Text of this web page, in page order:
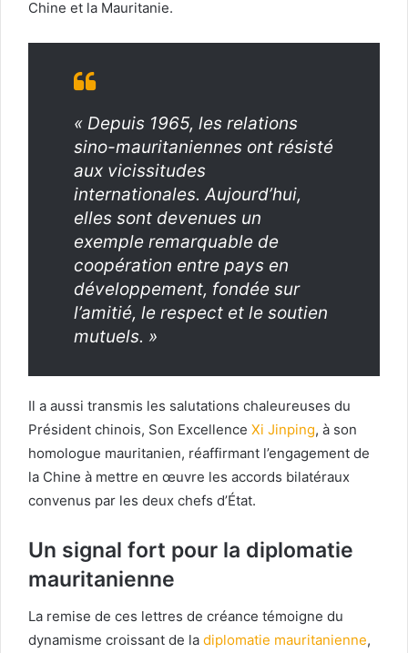
Chine et la Mauritanie.
« Depuis 1965, les relations
sino-mauritaniennes ont résisté
aux vicissitudes
internationales. Aujourd’hui,
elles sont devenues un
exemple remarquable de
coopération entre pays en
développement, fondée sur
l’amitié, le respect et le soutien
mutuels. »
Il a aussi transmis les salutations chaleureuses du
Président chinois, Son Excellence Xi Jinping, à son
homologue mauritanien, réaffirmant l’engagement de
la Chine à mettre en œuvre les accords bilatéraux
convenus par les deux chefs d’État.
Un signal fort pour la diplomatie
mauritanienne
La remise de ces lettres de créance témoigne du
dynamisme croissant de la diplomatie mauritanienne,